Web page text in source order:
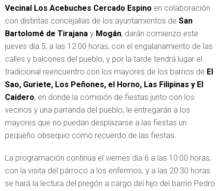
Vecinal Los Acebuches Cercado Espino en colaboración
con distintas concejalías de los ayuntamientos de San
Bartolomé de Tirajana y Mogán, darán comienzo este
jueves día 5, a las 12:00 horas, con el engalanamiento de las
calles y balcones del pueblo, y por la tarde tendrá lugar el
tradicional reencuentro con los mayores de los barrios de El
Sao, Guriete, Los Peñones, el Horno, Las Filipinas y El
Caidero, en donde la comisión de fiestas junto con los
vecinos y una parranda del pueblo, le entregarán a los
mayores que no puedan desplazarse a las fiestas un
pequeño obsequio como recuerdo de las fiestas.
La programación continúa el viernes día 6 a las 10:00 horas,
con la visita del párroco a los enfermos, y a las 20:30 horas
se hará la lectura del pregón a cargo del hijo del barrio Pedro